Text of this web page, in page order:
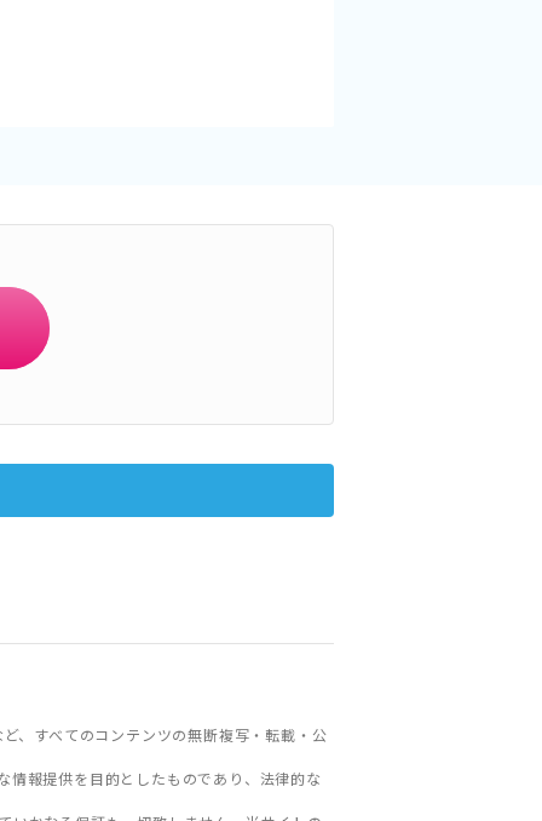
、すべてのコンテンツの無断複写・転載・公
報提供を目的としたものであり、法律的な